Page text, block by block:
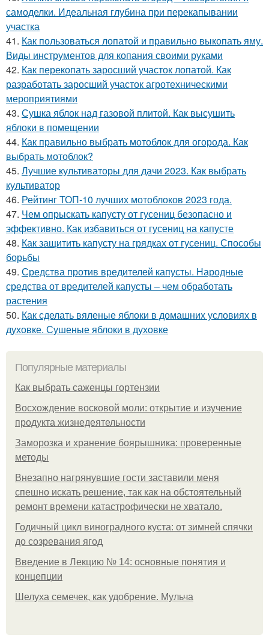
самоделки. Идеальная глубина при перекапывании
участка
41. Как пользоваться лопатой и правильно выкопать яму.
Виды инструментов для копания своими руками
42. Как перекопать заросший участок лопатой. Как
разработать заросший участок агротехническими
мероприятиями
43. Сушка яблок над газовой плитой. Как высушить
яблоки в помещении
44. Как правильно выбрать мотоблок для огорода. Как
выбрать мотоблок?
45. Лучшие культиваторы для дачи 2023. Как выбрать
культиватор
46. Рейтинг ТОП-10 лучших мотоблоков 2023 года.
47. Чем опрыскать капусту от гусениц безопасно и
эффективно. Как избавиться от гусениц на капусте
48. Как защитить капусту на грядках от гусениц. Способы
борьбы
49. Средства против вредителей капусты. Народные
средства от вредителей капусты – чем обработать
растения
50. Как сделать вяленые яблоки в домашних условиях в
духовке. Сушеные яблоки в духовке
Популярные материалы
Как выбрать саженцы гортензии
Восхождение восковой моли: открытие и изучение
продукта жизнедеятельности
Заморозка и хранение боярышника: проверенные
методы
Внезапно нагрянувшие гости заставили меня
спешно искать решение, так как на обстоятельный
ремонт времени катастрофически не хватало.
Годичный цикл виноградного куста: от зимней спячки
до созревания ягод
Введение в Лекцию № 14: основные понятия и
концепции
Шелуха семечек, как удобрение. Мульча